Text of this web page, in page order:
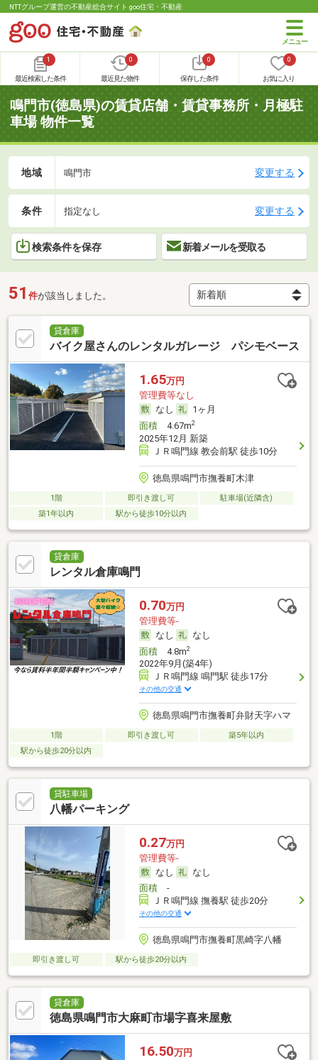
NTTグループ運営の不動産総合サイト goo住宅・不動産
1
最近検索した条件
0
最近見た物件
0
保存した条件
0
お気に入り
鳴門市(徳島県)の賃貸店舗・賃貸事務所・月極駐
車場 物件一覧
地域 鳴門市 変更する
条件 指定なし 変更する
検索条件を保存 新着メールを受取る
51 件が該当しました。
貸倉庫
バイク屋さんのレンタルガレージ パシモベース
1.65万円
管理費等なし
なし
1ヶ月
面積4.67m2
2025年12月 新築
ＪＲ鳴門線 教会前駅 徒歩10分
徳島県鳴門市撫養町木津
1階 即引き渡し可
駐車場(近隣含)
築1年以内
駅から徒歩10分以内
貸倉庫
レンタル倉庫鳴門
0.70万円
管理費等-
なし
なし
面積4.8m2
2022年9月(築4年)
ＪＲ鳴門線 鳴門駅 徒歩17分
その他の交通
徳島県鳴門市撫養町弁財天字ハマ
1階 即引き渡し可
築5年以内
駅から徒歩20分以内
貸駐車場
八幡パーキング
0.27万円
管理費等-
なし
なし
面積-
ＪＲ鳴門線 撫養駅 徒歩20分
その他の交通
徳島県鳴門市撫養町黒崎字八幡
即引き渡し可 駅から徒歩20分以内
貸倉庫
徳島県鳴門市大麻町市場字喜来屋敷
16.50万円